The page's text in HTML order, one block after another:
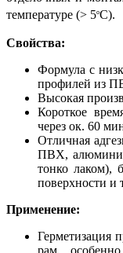
температуре (> 5oC).
Свойства:
Формула с
профилей из
Высокая
Короткое
через ок. 60
Отличная
ПВХ,
тонко лаком),
поверхности и
Применение:
Герметизация
рам,